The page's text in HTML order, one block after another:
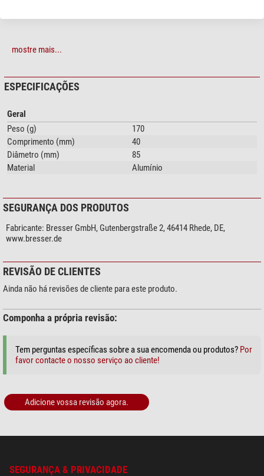
mostre mais...
ESPECIFICAÇÕES
Geral
Peso (g)
170
Comprimento (mm)
40
Diâmetro (mm)
85
Material
Alumínio
SEGURANÇA DOS PRODUTOS
Fabricante: Bresser GmbH, Gutenbergstraße 2, 46414 Rhede, DE,
www.bresser.de
REVISÃO DE CLIENTES
Ainda não há revisões de cliente para este produto.
Componha a própria revisão:
Tem perguntas específicas sobre a sua encomenda ou produtos? Por
favor contacte o nosso serviço ao cliente!
Adicione vossa revisão agora.
SEGURANÇA & PRIVACIDADE